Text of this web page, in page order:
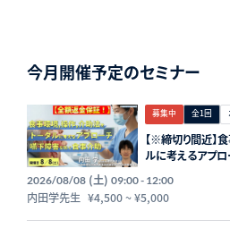
今月開催予定のセミナー
募集中 全1回
【※締切り間近】
ルに考えるアプ
フォーライフ】
2026/08/08(土) 09:00 - 12:00
内田学先生 ¥4,500~¥5,000